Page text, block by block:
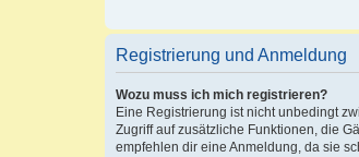
Registrierung und Anmeldung
Wozu muss ich mich registrieren?
Eine Registrierung ist nicht unbedingt
Zugriff auf zusätzliche Funktionen, die
empfehlen dir eine Anmeldung, da sie